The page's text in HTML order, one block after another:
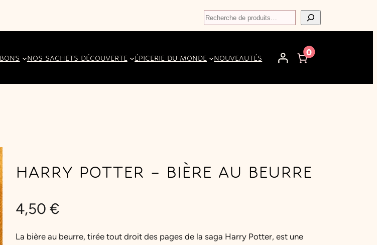
Recherche
NOS SACHETS DÉCOUVERTE ÉPICERIE DU MONDE NOUVEAUTÉS
0
HARRY POTTER – BIÈRE AU BEURRE
4,50 €
La bière au beurre, tirée tout droit des pages de la saga Harry Potter, est une